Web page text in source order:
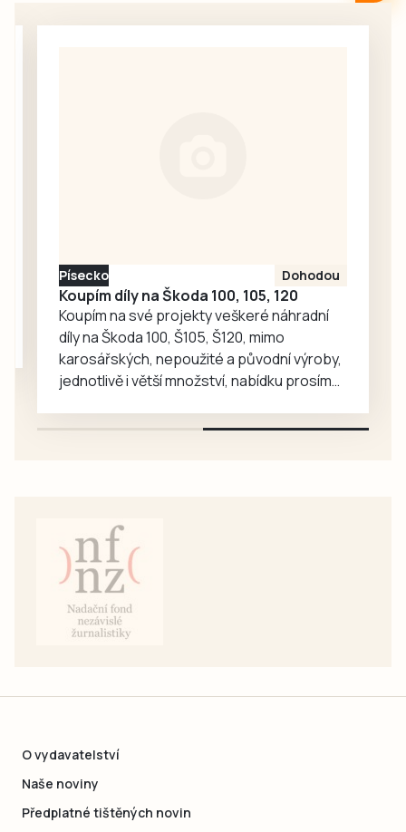
setkávání,
pečovatelskou
Písecko Dohodou
Koupím díly na Škoda 100, 105, 120
Koupím na své projekty veškeré náhradní
díly na Škoda 100, Š105, Š120, mimo
karosářských, nepoužité a původní výroby,
jednotlivě i větší množství, nabídku prosím
O vydavatelství
Naše noviny
Předplatné tištěných novin